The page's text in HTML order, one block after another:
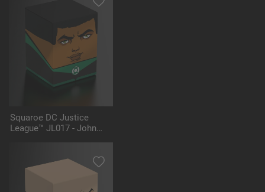
Squaroe DC Justice
League™ JL017 - John